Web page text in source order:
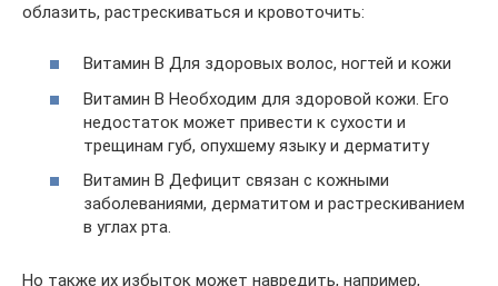
облазить, растрескиваться и кровоточить:
Витамин B Для здоровых волос, ногтей и кожи
Витамин B Необходим для здоровой кожи. Его
недостаток может привести к сухости и
трещинам губ, опухшему языку и дерматиту
Витамин B Дефицит связан с кожными
заболеваниями, дерматитом и растрескиванием
в углах рта.
Но также их избыток может навредить, например,